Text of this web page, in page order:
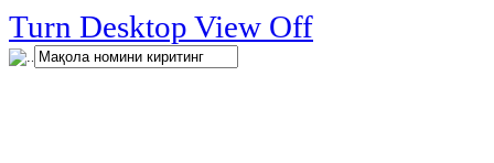
Turn Desktop View Off
.